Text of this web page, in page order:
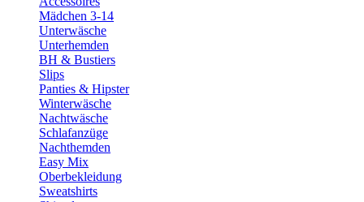
Mädchen 3-14
Unterwäsche
Unterhemden
BH & Bustiers
Slips
Panties & Hipster
Winterwäsche
Nachtwäsche
Schlafanzüge
Nachthemden
Easy Mix
Oberbekleidung
Sweatshirts